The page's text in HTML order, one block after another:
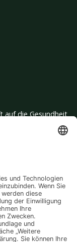
auf die Gesundheit
einer
im Wasser Körper
– so wird deine
Tipps für einen